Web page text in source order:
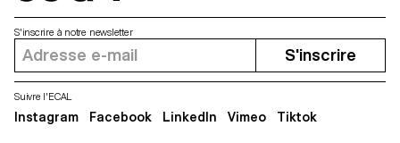
S'inscrire à notre newsletter
S'inscrire
Suivre l'ECAL
Instagram Facebook LinkedIn Vimeo Tiktok